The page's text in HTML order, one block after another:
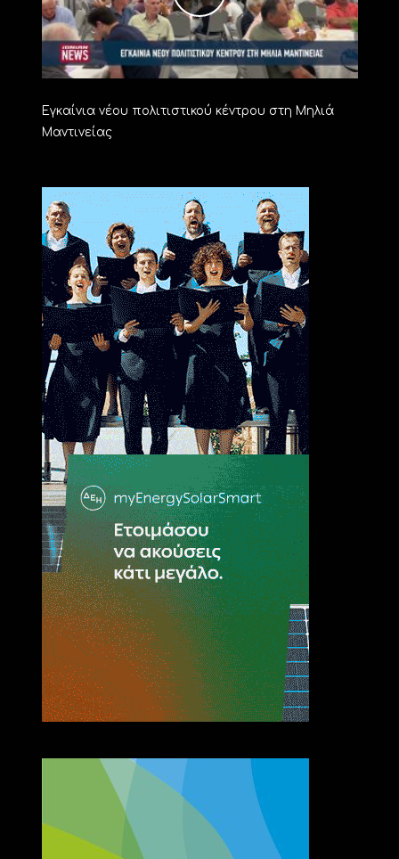
Εγκαίνια νέου πολιτιστικού κέντρου στη Μηλιά
Μαντινείας